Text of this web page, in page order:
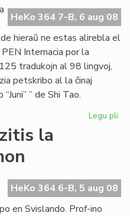
HeKo 364 7-B, 6 aug 08
hieraŭ ne estas alirebla el
Internacia por la
tradukojn al 98 lingvoj,
petskribo al la ĉinaj
” de Shi Tao.
Legu pli
la
HeKo 364 6-B, 5 aug 08
en Svislando. Prof-ino